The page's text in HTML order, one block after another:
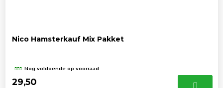
Nico Hamsterkauf Mix Pakket
Nog voldoende op voorraad
29,50